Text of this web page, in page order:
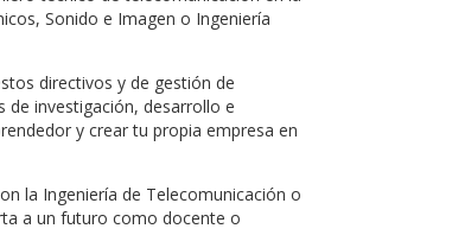
Sonido e Imagen o Ingeniería
directivos y de gestión de
investigación, desarrollo e
y crear tu propia empresa en
la Ingeniería de Telecomunicación o
a un futuro como docente o